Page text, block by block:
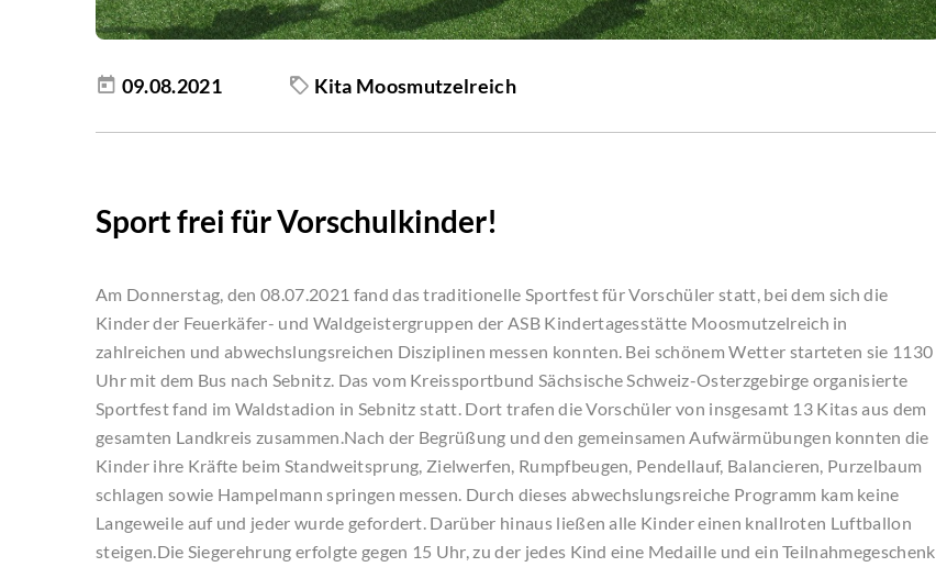
09.08.2021 Kita Moosmutzelreich
Sport frei für Vorschulkinder!
Am Donnerstag, den 08.07.2021 fand das traditionelle Sportfest für Vorschüler statt, bei dem sich die
Kinder der Feuerkäfer- und Waldgeistergruppen der ASB Kindertagesstätte Moosmutzelreich in
zahlreichen und abwechslungsreichen Disziplinen messen konnten. Bei schönem Wetter starteten sie 1130
Uhr mit dem Bus nach Sebnitz. Das vom Kreissportbund Sächsische Schweiz-Osterzgebirge organisierte
Sportfest fand im Waldstadion in Sebnitz statt. Dort trafen die Vorschüler von insgesamt 13 Kitas aus dem
gesamten Landkreis zusammen.Nach der Begrüßung und den gemeinsamen Aufwärmübungen konnten die
Kinder ihre Kräfte beim Standweitsprung, Zielwerfen, Rumpfbeugen, Pendellauf, Balancieren, Purzelbaum
schlagen sowie Hampelmann springen messen. Durch dieses abwechslungsreiche Programm kam keine
Langeweile auf und jeder wurde gefordert. Darüber hinaus ließen alle Kinder einen knallroten Luftballon
steigen.Die Siegerehrung erfolgte gegen 15 Uhr, zu der jedes Kind eine Medaille und ein Teilnahmegeschenk